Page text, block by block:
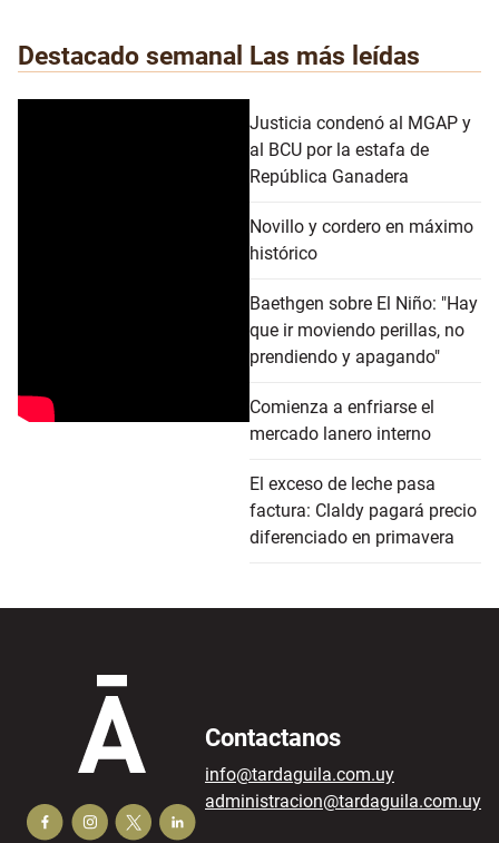
Destacado semanal Las más leídas
Justicia condenó al MGAP y
al BCU por la estafa de
República Ganadera
Novillo y cordero en máximo
histórico
Baethgen sobre El Niño: "Hay
que ir moviendo perillas, no
prendiendo y apagando"
Comienza a enfriarse el
mercado lanero interno
El exceso de leche pasa
factura: Claldy pagará precio
diferenciado en primavera
Contactanos
info@tardaguila.com.uy
administracion@tardaguila.com.uy